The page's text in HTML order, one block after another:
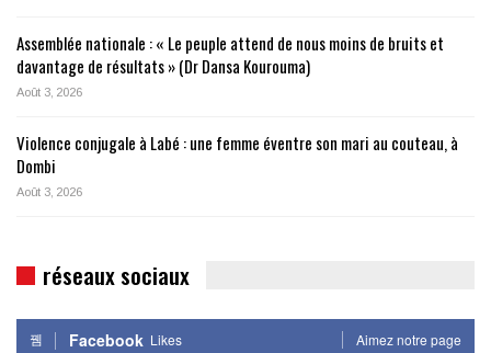
Assemblée nationale : « Le peuple attend de nous moins de bruits et
davantage de résultats » (Dr Dansa Kourouma)
Août 3, 2026
Violence conjugale à Labé : une femme éventre son mari au couteau, à
Dombi
Août 3, 2026
réseaux sociaux
Facebook Likes Aimez notre page